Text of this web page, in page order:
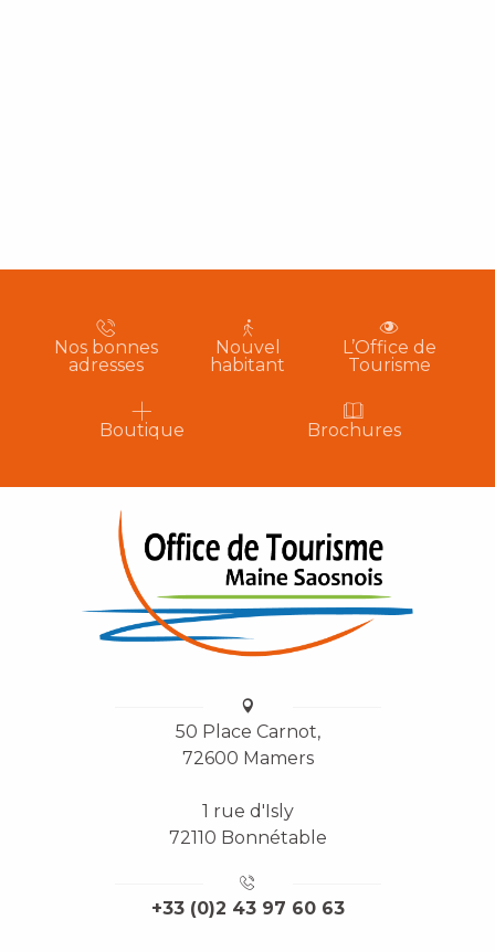
Nos bonnes
adresses
Nouvel
habitant
L’Office de
Tourisme
Boutique Brochures
50 Place Carnot,
72600 Mamers
1 rue d'Isly
72110 Bonnétable
+33 (0)2 43 97 60 63